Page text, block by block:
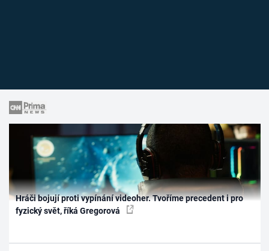
Hráči bojují proti vypínání videoher. Tvoříme precedent i pro
fyzický svět, říká Gregorová